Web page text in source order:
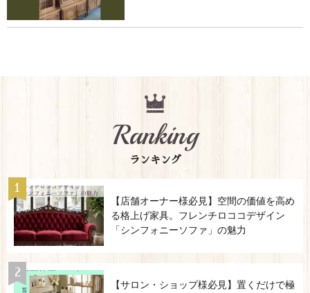
Ranking
ランキング
【店舗オーナー様必見】空間の価値を高め
る格上げ家具。フレンチロココデザイン
「シンフォニーソファ」の魅力
【サロン・ショップ様必見】置くだけで極